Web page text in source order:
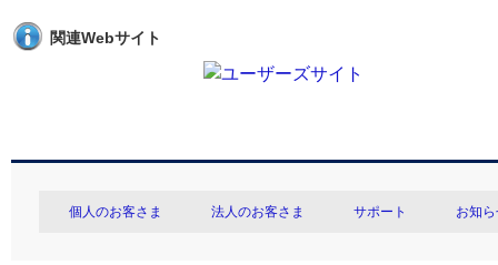
関連Webサイト
個人のお客さま 法人のお客さま サポート お知